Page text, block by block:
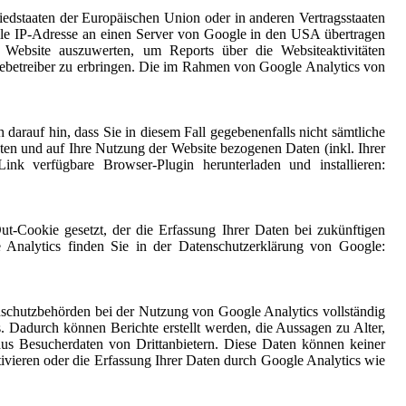
der Europäischen Union oder in anderen Vertragsstaaten
Adresse an einen Server von Google in den USA übertragen
auszuwerten, um Reports über die Websiteaktivitäten
zu erbringen. Die im Rahmen von Google Analytics von
hin, dass Sie in diesem Fall gegebenenfalls nicht sämtliche
und auf Ihre Nutzung der Website bezogenen Daten (inkl. Ihrer
verfügbare Browser-Plugin herunterladen und installieren:
gesetzt, der die Erfassung Ihrer Daten bei zukünftigen
finden Sie in der Datenschutzerklärung von Google:
bei der Nutzung von Google Analytics vollständig
können Berichte erstellt werden, die Aussagen zu Alter,
Besucherdaten von Drittanbietern. Diese Daten können keiner
oder die Erfassung Ihrer Daten durch Google Analytics wie